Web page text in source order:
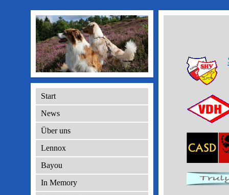
Start
News
Über uns
Lennox
Bayou
In Memory